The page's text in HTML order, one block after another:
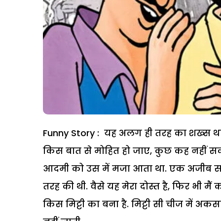
Funny Story : यह अलग ही तरह का शख्स
किस बात से मोहित हो जाए, कुछ कह नहीं
आदमी को उस में मजा आता था. एक अजीब
तरह की थी. वैसे यह मेरा दोस्त है, फिर भी
किस मिट्टी का बना है. मिट्टी सी चीज में